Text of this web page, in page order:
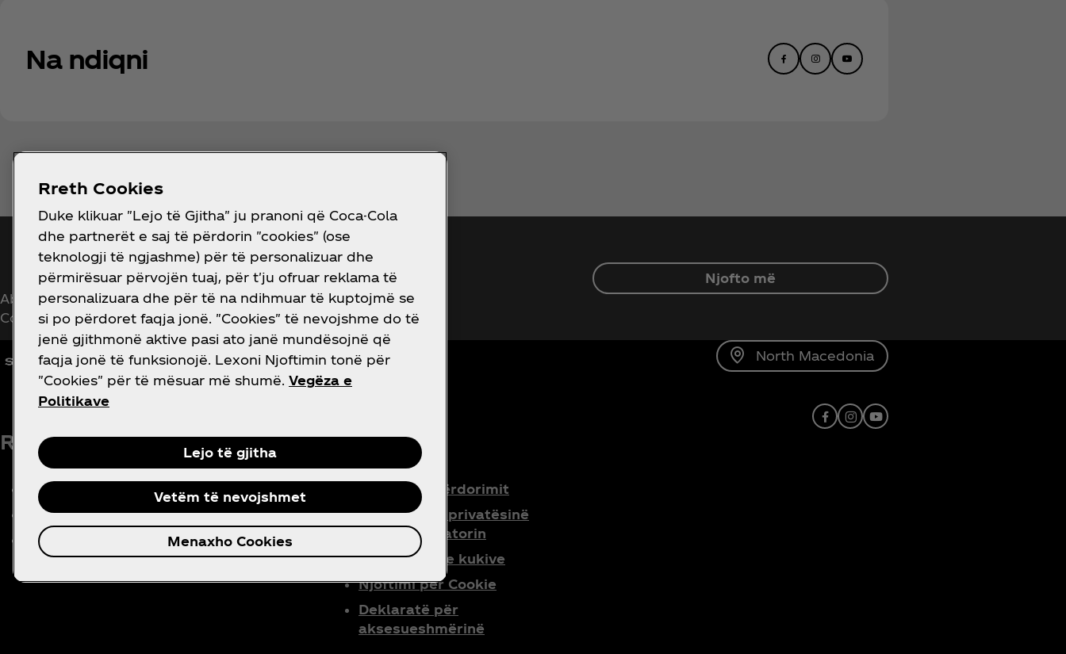
Na ndiqni
Merr njoftim
Abonohuni tani për qasje ekskluzive në të gjitha gjërat
Coca‑Cola!
Njofto më
North Macedonia
RRETH NESH
Kompania jonë
Historia
Karriera
DO NDIHMË?
Na kontakto
Harta e faqes
Q&A
LIGJORE
Kushtet e përdorimit
Njoftimi për privatësinë
për konsumatorin
Parametrat e kukive
Njoftimi për Cookie
Deklaratë për
aksesueshmërinë
Facebook
Instagram
Youtube
Rreth Cookies
Duke klikuar "Lejo të Gjitha" ju pranoni që Coca-Cola
dhe partnerët e saj të përdorin "cookies" (ose
teknologji të ngjashme) për të personalizuar dhe
përmirësuar përvojën tuaj, për t'ju ofruar reklama të
personalizuara dhe për të na ndihmuar të kuptojmë se
si po përdoret faqja jonë. "Cookies" të nevojshme do të
jenë gjithmonë aktive pasi ato janë mundësojnë që
faqja jonë të funksionojë. Lexoni Njoftimin tonë për
"Cookies" për të mësuar më shumë. Vegëza e
Politikave
Lejo të gjitha
Vetëm të nevojshmet
Menaxho Cookies